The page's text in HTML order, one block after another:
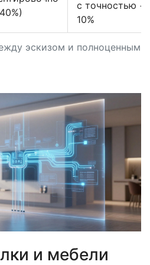
эскизом и полноценным
с точностью
10%
и мебели